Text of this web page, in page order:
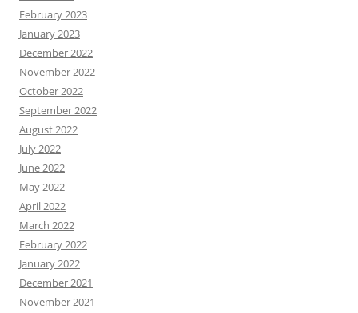
February 2023
January 2023
December 2022
November 2022
October 2022
September 2022
August 2022
July 2022
June 2022
May 2022
April 2022
March 2022
February 2022
January 2022
December 2021
November 2021